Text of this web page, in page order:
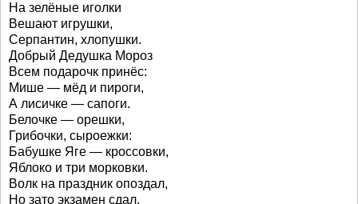
На зелёные иголки
Вешают игрушки,
Серпантин, хлопушки.
Добрый Дедушка Мороз
Всем подарочк принёс:
Мише — мёд и пироги,
А лисичке — сапоги.
Белочке — орешки,
Грибочки, сыроежки:
Бабушке Яге — кроссовки,
Яблоко и три морковки.
Волк на праздник опоздал,
Но зато экзамен сдал.